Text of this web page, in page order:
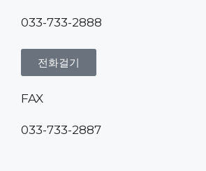
033-733-2888
전화걸기
FAX
033-733-2887